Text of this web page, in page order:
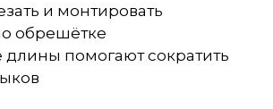
и монтировать
обрешётке
длины помогают сократить